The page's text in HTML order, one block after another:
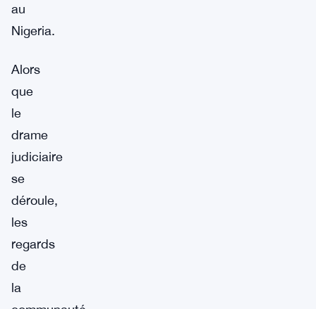
au
Nigeria.
Alors
que
le
drame
judiciaire
se
déroule,
les
regards
de
la